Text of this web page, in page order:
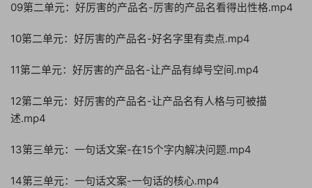
09第二单元：好厉害的产品名-厉害的产品名看得出性格.mp4
10第二单元：好厉害的产品名-好名字里有卖点.mp4
11第二单元：好厉害的产品名-让产品有绰号空间.mp4
12第二单元：好厉害的产品名-让产品名有人格与可被描
述.mp4
13第三单元：一句话文案-在15个字内解决问题.mp4
14第三单元：一句话文案-一句话的核心.mp4